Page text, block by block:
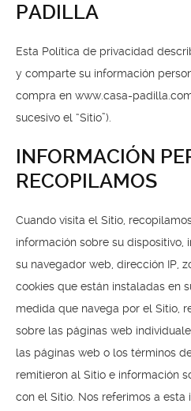
PADILLA
Esta Política de privacidad
y comparte su información
compra en www.casa-
sucesivo el “Sitio”).
INFORMACIÓN
RECOPILAMOS
Cuando visita el Sitio,
información sobre su dispositivo,
su navegador web, dirección IP,
cookies que están instaladas en
medida que navega por el Sitio,
sobre las páginas web
las páginas web o los términos
remitieron al Sitio e información
con el Sitio. Nos referimos a